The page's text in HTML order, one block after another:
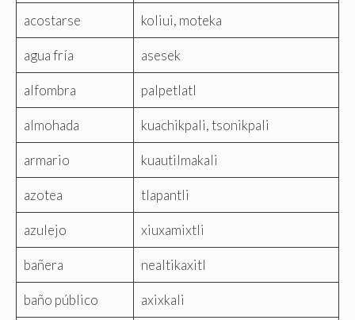
acostarse koliui, moteka
agua fría asesek
alfombra palpetlatl
almohada kuachikpali, tsonikpali
armario kuautilmakali
azotea tlapantli
azulejo xiuxamixtli
bañera nealtikaxitl
baño público axixkali